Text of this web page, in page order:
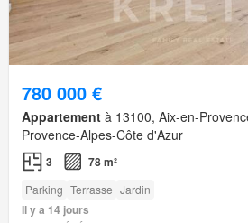
780 000 €
Appartement à 13100, Aix-en-
Provence-Alpes-Côte d'Azur
3 78 m²
Parking Terrasse Jardin
Il y a 14 jours